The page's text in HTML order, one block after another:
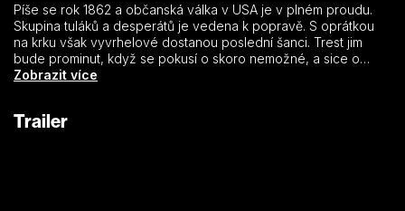
Píše se rok 1862 a občanská válka v USA je v plném proudu.
Skupina tuláků a desperátů je vedena k popravě. S oprátkou
na krku však vyvrhelové dostanou poslední šanci. Trest jim
bude prominut, když se pokusí o skoro nemožné, a sice o
dobytí konfederační pevnosti Fort Holman, ležící v
Zobrazit více
Trailer